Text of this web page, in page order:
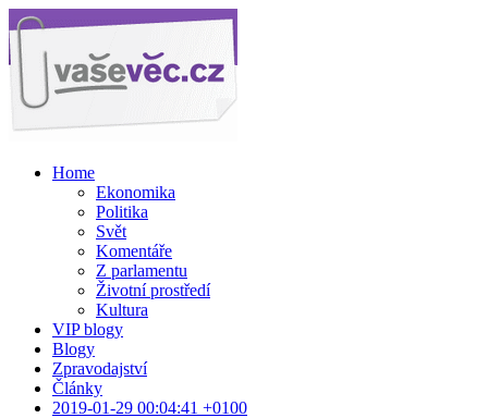
Home
Ekonomika
Politika
Svět
Komentáře
Z parlamentu
Životní prostředí
Kultura
VIP blogy
Blogy
Zpravodajství
Články
2019-01-29 00:04:41 +0100